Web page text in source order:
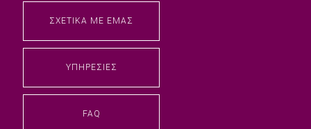
ΣΧΕΤΙΚΆ ΜΕ ΕΜΆΣ
ΥΠΗΡΕΣΊΕΣ
FAQ